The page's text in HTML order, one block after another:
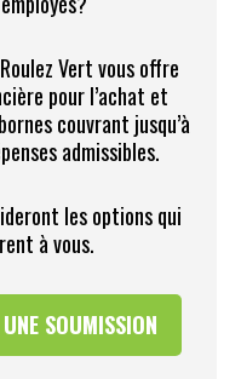
Vert vous offre
pour l’achat et
couvrant jusqu’à
admissibles.
les options qui
à vous.
SOUMISSION